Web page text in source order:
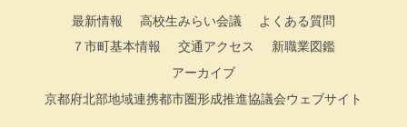
最新情報 高校生みらい会議
よくある質問
７市町基本情報
交通アクセス
新職業図鑑
アーカイブ
京都府北部地域連携都市圏形成推進協議会ウェブサイト